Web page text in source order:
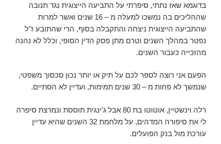
בדוגמא שאז נתתי, סיפרתי על התביעה הייצוגית נגד תנובה
שההליכים בה נמשכו למעלה מ – 16 שנים ואשר למרות
שהתביעה הייצוגית ניצחה והתקבלה בסוף, הרי שהתובע ז"ל
נפטר במהלך השנים וטרם מתן פסק הדין הסופי, וכלל לא נהנה
מהזכייה כעבור השנים.
הפעם אני רוצה לספר לכם על תיק או יותר נכון סכסוך משפטי,
שנמשך לא פחות מ – 30 שנים תמימות, ועדיין לא הסתיים.
רלה וינשטיין, אוטוטו בת 80 אבל ג'ינגית תוססת ונמרצת סיפרה
לי את סיפורה המדהים, על מלחמת 32 השנים שהיא עדיין
עורכת מול בנק הפועלים.